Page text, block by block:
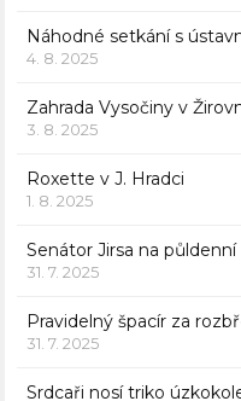
Náhodné setkání s
4. 8. 2025
Zahrada Vysočiny v
3. 8. 2025
Roxette v J. Hradci
1. 8. 2025
Senátor Jirsa na
31. 7. 2025
Pravidelný špacír za
31. 7. 2025
Srdcaři nosí triko